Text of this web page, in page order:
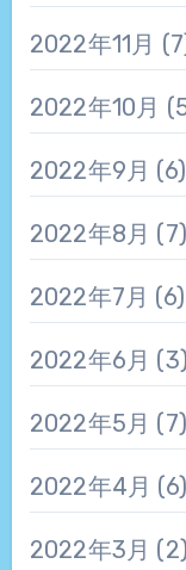
2022年11月
2022年10月
2022年9月 (6)
2022年8月 (7)
2022年7月 (6)
2022年6月 (3)
2022年5月 (7)
2022年4月 (6)
2022年3月 (2)